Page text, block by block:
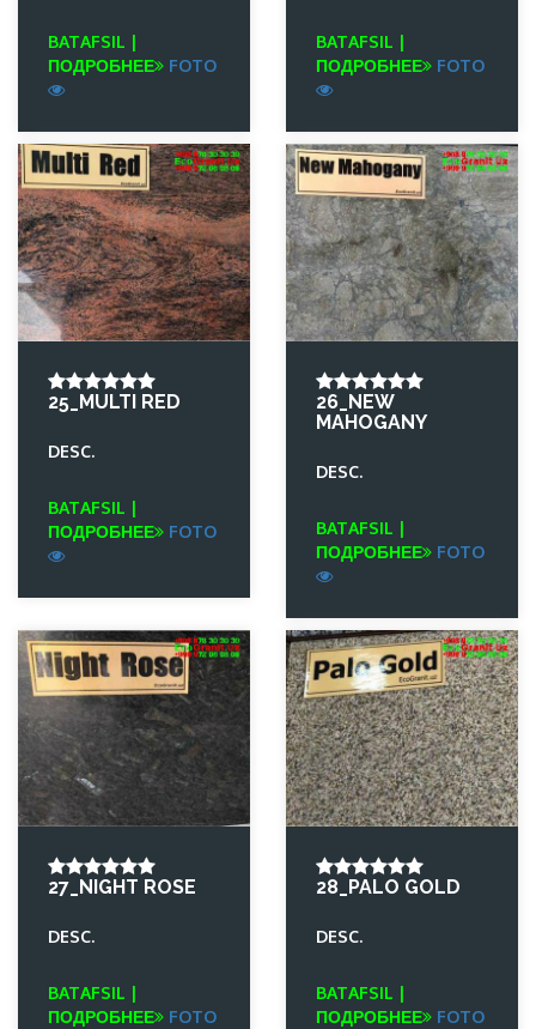
BATAFSIL |
ПОДРОБНЕЕ
FOTO
BATAFSIL |
ПОДРОБНЕЕ
FOTO
25_MULTI RED
DESC.
BATAFSIL |
ПОДРОБНЕЕ
FOTO
26_NEW
MAHOGANY
DESC.
BATAFSIL |
ПОДРОБНЕЕ
FOTO
27_NIGHT ROSE
DESC.
BATAFSIL |
ПОДРОБНЕЕ
FOTO
28_PALO GOLD
DESC.
BATAFSIL |
ПОДРОБНЕЕ
FOTO